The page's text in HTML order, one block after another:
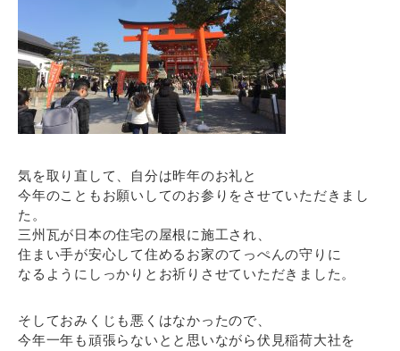
気を取り直して、自分は昨年のお礼と
今年のこともお願いしてのお参りをさせていただきまし
た。
三州瓦が日本の住宅の屋根に施工され、
住まい手が安心して住めるお家のてっぺんの守りに
なるようにしっかりとお祈りさせていただきました。
そしておみくじも悪くはなかったので、
今年一年も頑張らないとと思いながら伏見稲荷大社を